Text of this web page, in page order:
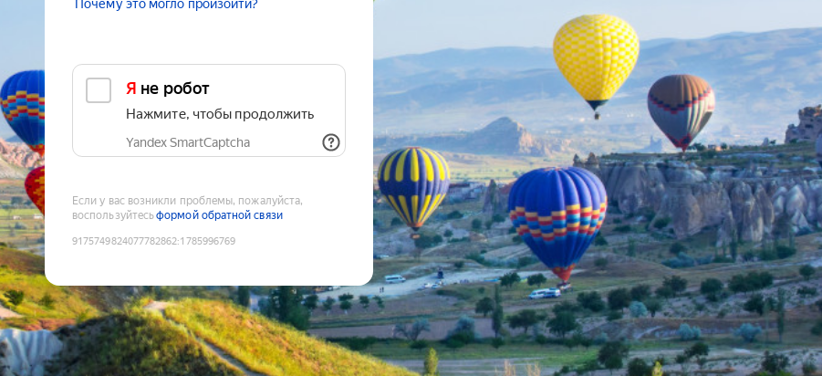
Почему это могло произойти?
Я не робот
Нажмите, чтобы продолжить
Yandex SmartCaptcha
Если у вас возникли проблемы, пожалуйста,
воспользуйтесьформой обратной связи
9175749824077782862:1785996769